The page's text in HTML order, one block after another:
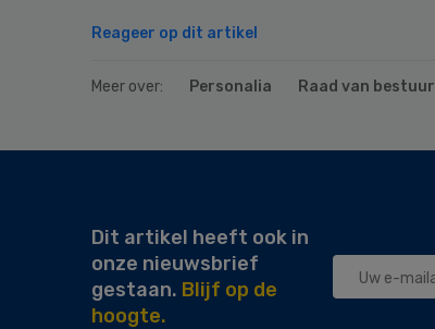
Reageer op dit artikel
Meer over: Personalia Raad van bestuur
Dit artikel heeft ook in
onze nieuwsbrief
gestaan. Blijf op de
hoogte.